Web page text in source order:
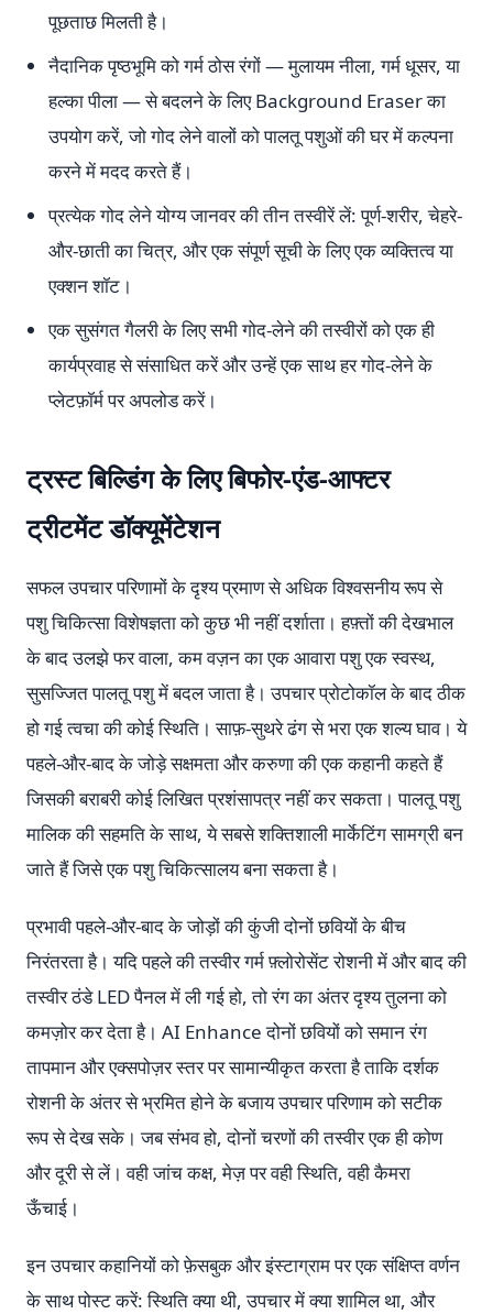
पूछताछ मिलती है।
नैदानिक पृष्ठभूमि को गर्म ठोस रंगों — मुलायम नीला, गर्म धूसर, या
हल्का पीला — से बदलने के लिए Background Eraser का
उपयोग करें, जो गोद लेने वालों को पालतू पशुओं की घर में कल्पना
करने में मदद करते हैं।
प्रत्येक गोद लेने योग्य जानवर की तीन तस्वीरें लें: पूर्ण-शरीर, चेहरे-
और-छाती का चित्र, और एक संपूर्ण सूची के लिए एक व्यक्तित्व या
एक्शन शॉट।
एक सुसंगत गैलरी के लिए सभी गोद-लेने की तस्वीरों को एक ही
कार्यप्रवाह से संसाधित करें और उन्हें एक साथ हर गोद-लेने के
प्लेटफ़ॉर्म पर अपलोड करें।
ट्रस्ट बिल्डिंग के लिए बिफोर-एंड-आफ्टर
ट्रीटमेंट डॉक्यूमेंटेशन
सफल उपचार परिणामों के दृश्य प्रमाण से अधिक विश्वसनीय रूप से
पशु चिकित्सा विशेषज्ञता को कुछ भी नहीं दर्शाता। हफ़्तों की देखभाल
के बाद उलझे फर वाला, कम वज़न का एक आवारा पशु एक स्वस्थ,
सुसज्जित पालतू पशु में बदल जाता है। उपचार प्रोटोकॉल के बाद ठीक
हो गई त्वचा की कोई स्थिति। साफ़-सुथरे ढंग से भरा एक शल्य घाव। ये
पहले-और-बाद के जोड़े सक्षमता और करुणा की एक कहानी कहते हैं
जिसकी बराबरी कोई लिखित प्रशंसापत्र नहीं कर सकता। पालतू पशु
मालिक की सहमति के साथ, ये सबसे शक्तिशाली मार्केटिंग सामग्री बन
जाते हैं जिसे एक पशु चिकित्सालय बना सकता है।
प्रभावी पहले-और-बाद के जोड़ों की कुंजी दोनों छवियों के बीच
निरंतरता है। यदि पहले की तस्वीर गर्म फ़्लोरोसेंट रोशनी में और बाद की
तस्वीर ठंडे LED पैनल में ली गई हो, तो रंग का अंतर दृश्य तुलना को
कमज़ोर कर देता है। AI Enhance दोनों छवियों को समान रंग
तापमान और एक्सपोज़र स्तर पर सामान्यीकृत करता है ताकि दर्शक
रोशनी के अंतर से भ्रमित होने के बजाय उपचार परिणाम को सटीक
रूप से देख सके। जब संभव हो, दोनों चरणों की तस्वीर एक ही कोण
और दूरी से लें। वही जांच कक्ष, मेज़ पर वही स्थिति, वही कैमरा
ऊँचाई।
इन उपचार कहानियों को फ़ेसबुक और इंस्टाग्राम पर एक संक्षिप्त वर्णन
के साथ पोस्ट करें: स्थिति क्या थी, उपचार में क्या शामिल था, और